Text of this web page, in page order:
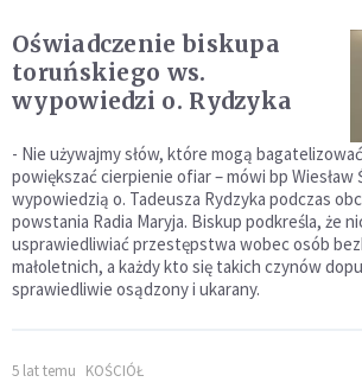
Oświadczenie biskupa
toruńskiego ws.
wypowiedzi o. Rydzyka
- Nie używajmy słów, które mogą
powiększać cierpienie ofiar – mówi bp Wiesław
wypowiedzią o. Tadeusza Rydzyka podczas
powstania Radia Maryja. Biskup podkreśla, że
usprawiedliwiać przestępstwa wobec osób
małoletnich, a każdy kto się takich czynów
sprawiedliwie osądzony i ukarany.
5 lat temu KOŚCIÓŁ